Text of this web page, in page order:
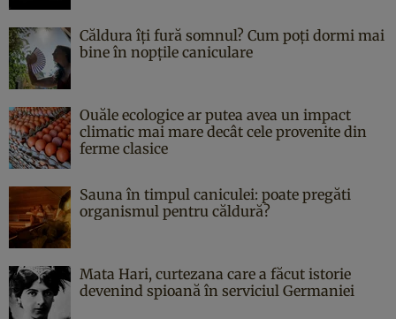
Căldura îți fură somnul? Cum poți dormi mai
bine în nopțile caniculare
Ouăle ecologice ar putea avea un impact
climatic mai mare decât cele provenite din
ferme clasice
Sauna în timpul caniculei: poate pregăti
organismul pentru căldură?
Mata Hari, curtezana care a făcut istorie
devenind spioană în serviciul Germaniei